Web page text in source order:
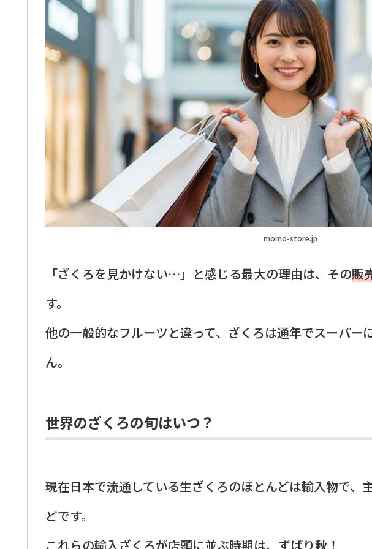
momo-store.jp
「ざくろを見かけない…」と感じる最大の理由は、その販
す。
他の一般的なフルーツと違って、ざくろは通年でスーパー
ん。
世界のざくろの旬はいつ？
現在日本で流通している生ざくろのほとんどは輸入物で、
どです。
これらの輸入ざくろが店頭に並ぶ時期は、ずばり秋 ！